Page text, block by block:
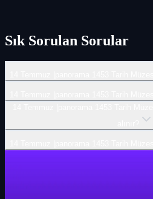
Sık Sorulan Sorular